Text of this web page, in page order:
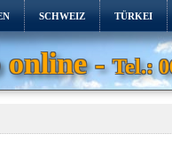
SCHWEIZ TÜRKEI
online -Tel.: